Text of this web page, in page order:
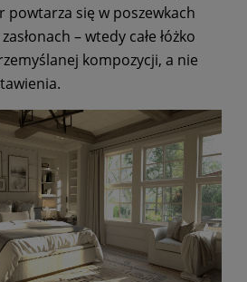
się w poszewkach
– wtedy całe łóżko
kompozycji, a nie